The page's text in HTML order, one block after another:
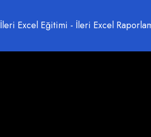
İleri Excel Eğitimi - İleri Excel